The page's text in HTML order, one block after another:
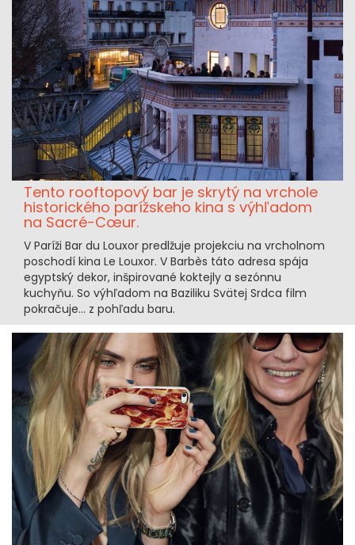
Tento rooftopový bar je skrytý na vrchole
historického parížskeho kina s výhľadom
na Sacré-Cœur.
V Paríži Bar du Louxor predlžuje projekciu na vrcholnom
poschodí kina Le Louxor. V Barbès táto adresa spája
egyptský dekor, inšpirované koktejly a sezónnu
kuchyňu. So výhľadom na Baziliku Svätej Srdca film
pokračuje… z pohľadu baru.